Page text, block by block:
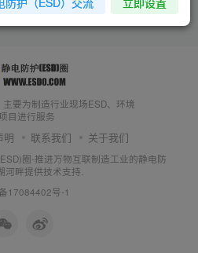
要为制造行业现场ESD、环境
目进行服务
明 联系我们 关于我们
圈-推进万物互联制造工业的静电防
河畔提供技术支持.
17084402号-1